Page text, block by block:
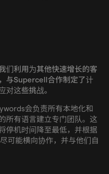
们利用为其他快速增长的客
与Supercell合作制定了计
对这些挑战。
会负责所有本地化和
所有语言建立专门团队。这
停机时间降至最低，并根据
可能横向协作，并与他们自